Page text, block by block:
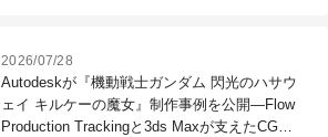
2026/07/28
Autodeskが『機動戦士ガンダム 閃光のハサウ
ェイ キルケーの魔女』制作事例を公開―Flow
Production Trackingと3ds Maxが支えたCG制